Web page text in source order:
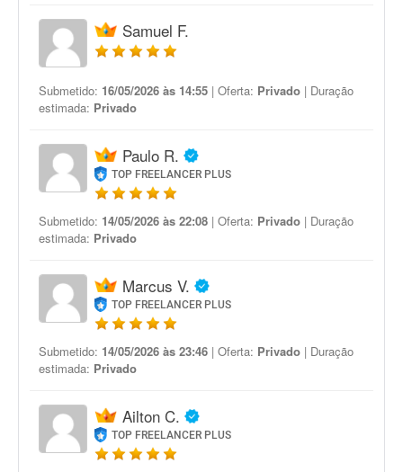
Samuel F.
Submetido: 16/05/2026 às 14:55 | Oferta: Privado | Duração
estimada: Privado
Paulo R.
TOP FREELANCER PLUS
Submetido: 14/05/2026 às 22:08 | Oferta: Privado | Duração
estimada: Privado
Marcus V.
TOP FREELANCER PLUS
Submetido: 14/05/2026 às 23:46 | Oferta: Privado | Duração
estimada: Privado
Ailton C.
TOP FREELANCER PLUS